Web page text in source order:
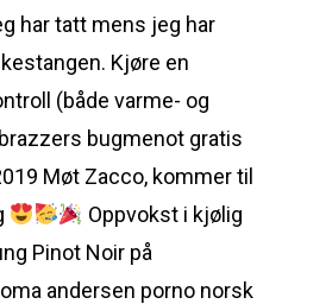
har tatt mens jeg har
Kjøre en
(både varme- og
bugmenot gratis
Møt Zacco, kommer til
Oppvokst i kjølig
Pinot Noir på
andersen porno norsk